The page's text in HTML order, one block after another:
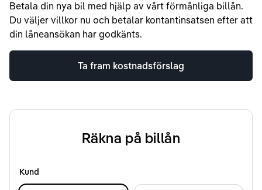
Betala din nya bil med hjälp av vårt förmånliga billån.
Du väljer villkor nu och betalar kontantinsatsen efter att
din låneansökan har godkänts.
Ta fram kostnadsförslag
Räkna på billån
Kund